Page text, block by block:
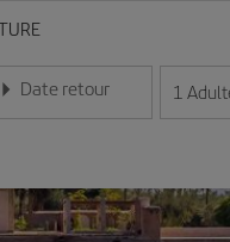
jour/mois/année
Date retour
Entrez la date au format jour/
1